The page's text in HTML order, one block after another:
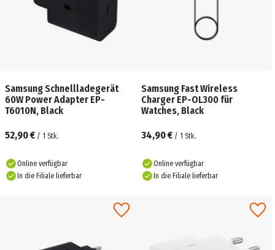
Samsung Schnellladegerät
60W Power Adapter EP-
T6010N, Black
52,90 € / 1 Stk.
Online verfügbar
In die Filiale lieferbar
Samsung Fast Wireless
Charger EP-OL300 für
Watches, Black
34,90 € / 1 Stk.
Online verfügbar
In die Filiale lieferbar